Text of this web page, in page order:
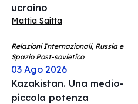
ucraino
Mattia Saitta
Relazioni Internazionali, Russia e
Spazio Post-sovietico
03 Ago 2026
Kazakistan. Una medio-
piccola potenza